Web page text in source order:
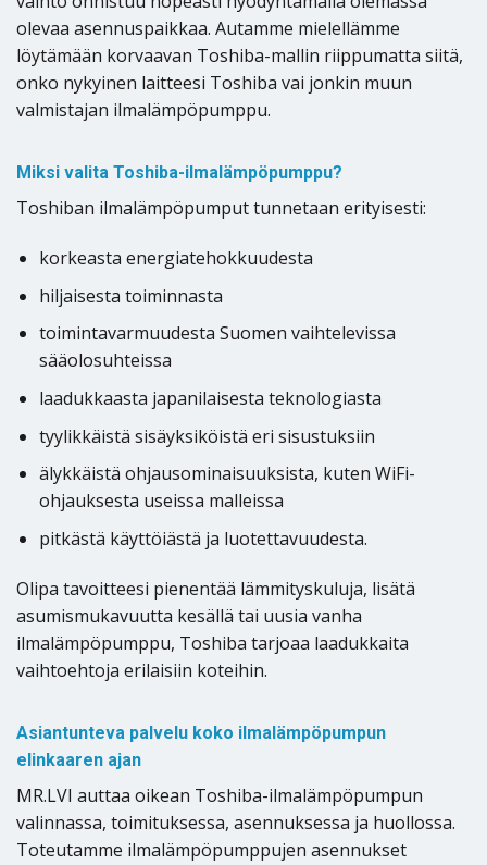
olevaa asennuspaikkaa. Autamme mielellämme
löytämään korvaavan Toshiba-mallin riippumatta siitä,
onko nykyinen laitteesi Toshiba vai jonkin muun
valmistajan ilmalämpöpumppu.
Miksi valita Toshiba-ilmalämpöpumppu?
Toshiban ilmalämpöpumput tunnetaan erityisesti:
korkeasta energiatehokkuudesta
hiljaisesta toiminnasta
toimintavarmuudesta Suomen vaihtelevissa
sääolosuhteissa
laadukkaasta japanilaisesta teknologiasta
tyylikkäistä sisäyksiköistä eri sisustuksiin
älykkäistä ohjausominaisuuksista, kuten WiFi-
ohjauksesta useissa malleissa
pitkästä käyttöiästä ja luotettavuudesta.
Olipa tavoitteesi pienentää lämmityskuluja, lisätä
asumismukavuutta kesällä tai uusia vanha
ilmalämpöpumppu, Toshiba tarjoaa laadukkaita
vaihtoehtoja erilaisiin koteihin.
Asiantunteva palvelu koko ilmalämpöpumpun
elinkaaren ajan
MR.LVI auttaa oikean Toshiba-ilmalämpöpumpun
valinnassa, toimituksessa, asennuksessa ja huollossa.
Toteutamme ilmalämpöpumppujen asennukset